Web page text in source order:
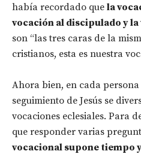
había recordado que la
vocación al discipulado y
son “las tres caras de la
cristianos, esta es nuestra
Ahora bien, en cada
seguimiento de Jesús se
vocaciones eclesiales. Para
que responder varias
vocacional supone tiempo